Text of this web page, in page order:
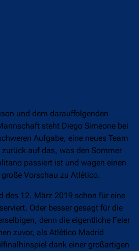
und dem darauffolgenden
steht Diego Simeone bei
Aufgabe, eine neues Team
auf das, was den Sommer
passiert ist und wagen einen
Vorschau zu Atlético.
des 12. März 2019 schon für eine
Oder besser gesagt für die
denn die eigentliche Feier
zuvor, als Atlético Madrid
dank einer großartigen